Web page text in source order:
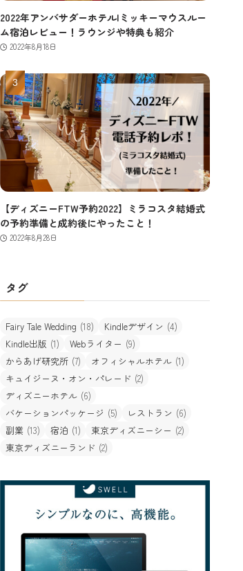
2022年アンバサダーホテル|ミッキーマウスルー
ム宿泊レビュー！ラウンジや特典も紹介
2022年8月18日
【ディズニーFTW予約2022】ミラコスタ結婚式
の予約準備と成約後にやったこと！
2022年8月28日
タグ
Fairy Tale Wedding (18) Kindleデザイン (4)
Kindle出版 (1) Webライター (9)
からあげ研究所 (7) オフィシャルホテル (1)
キュイジーヌ・オン・パレード (2)
ディズニーホテル (6)
バケーションパッケージ (5) レストラン (6)
副業 (13) 宿泊 (1) 東京ディズニーシー (2)
東京ディズニーランド (2)